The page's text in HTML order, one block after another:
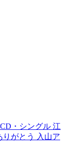
江
がとう
入山ア